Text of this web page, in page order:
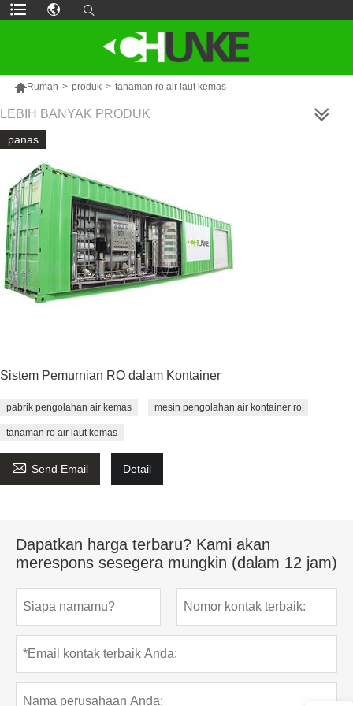
Rumah > produk > tanaman ro air laut kemas
LEBIH BANYAK PRODUK
panas
Sistem Pemurnian RO dalam Kontainer
pabrik pengolahan air kemas mesin pengolahan air kontainer ro
tanaman ro air laut kemas
 Send Email Detail
Dapatkan harga terbaru? Kami akan
merespons sesegera mungkin (dalam 12 jam)